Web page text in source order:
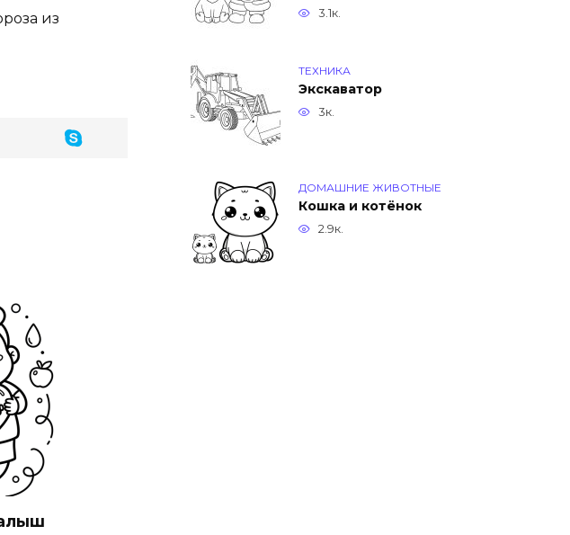
из
3.1к.
ТЕХНИКА
Экскаватор
3к.
ДОМАШНИЕ ЖИВОТНЫЕ
Кошка и котёнок
2.9к.